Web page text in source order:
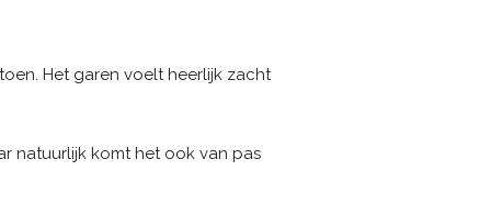
Het garen voelt heerlijk zacht
natuurlijk komt het ook van pas